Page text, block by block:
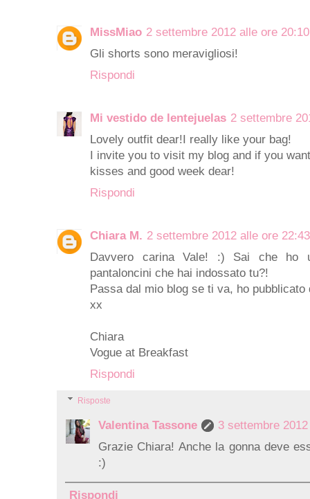
MissMiao 2 settembre 2012 alle ore 20:10
Gli shorts sono meravigliosi!
Rispondi
Mi vestido de lentejuelas 2 settembre
Lovely outfit dear!I really like your bag!
I invite you to visit my blog and if you
kisses and good week dear!
Rispondi
Chiara M. 2 settembre 2012 alle ore 22:43
Davvero carina Vale! :) Sai che ho
pantaloncini che hai indossato tu?!
Passa dal mio blog se ti va, ho
xx
Chiara
Vogue at Breakfast
Rispondi
Risposte
Valentina Tassone
3 settembre
Grazie Chiara! Anche la gonna deve
:)
Rispondi